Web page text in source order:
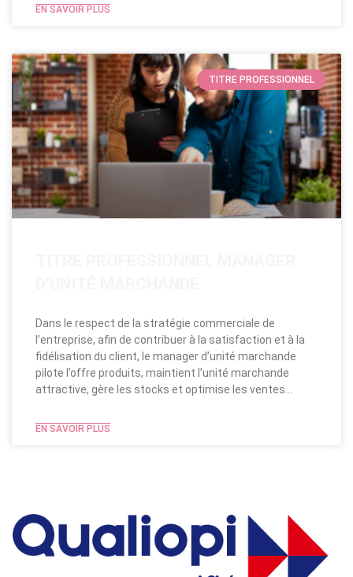
EN SAVOIR PLUS
TITRE PROFESSIONNEL
Dans le respect de la stratégie commerciale de
l’entreprise, afin de contribuer à la satisfaction et à la
fidélisation du client, le manager d’unité marchande
pilote l’offre produits, maintient l’unité marchande
attractive, gère les stocks et optimise les ventes…
EN SAVOIR PLUS